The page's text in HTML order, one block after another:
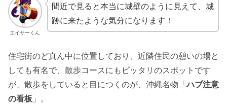
エイサーくん
間近で見ると本当に城壁のように見えて、城
跡に来たような気分になります！
住宅街のど真ん中に位置しており、近隣住民の憩いの場と
しても有名で、散歩コースにもピッタリのスポットです
が、散歩をしていると目につくのが、沖縄名物「ハブ注意
の看板 」。